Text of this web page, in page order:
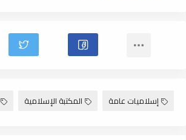
إسلاميات عامة المكتبة الإسلامية